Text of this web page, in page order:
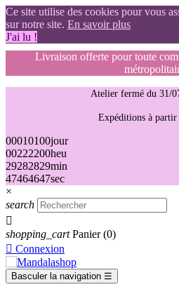
Ce site utilise des cookies pour vous
sur notre site. En savoir plus
J'ai lu !
Livraison offerte pour toute
Atelier fermé du 31/
Expéditions à partir
00010100jour
00222200heu
29282829min
46454546sec
×
search

shopping_cart Panier (0)
 Connexion
Basculer la navigation ☰